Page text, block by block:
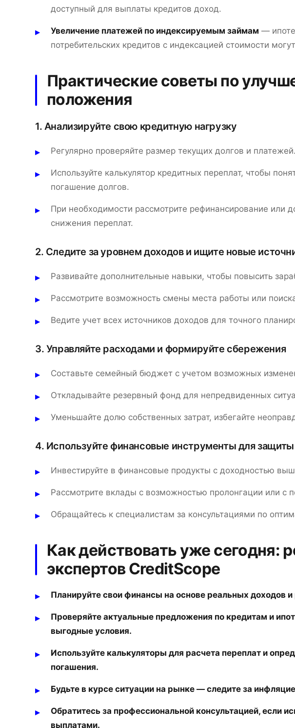
доступный для выплаты кредитов доход.
Увеличение платежей по индексируемым займам —
потребительских кредитов с индексацией стоимости
Практические советы по
положения
1. Анализируйте свою кредитную нагрузку
Регулярно проверяйте размер текущих долгов и платежей.
Используйте калькулятор кредитных переплат, чтобы
погашение долгов.
При необходимости рассмотрите рефинансирование или
снижения переплат.
2. Следите за уровнем доходов и ищите новые
Развивайте дополнительные навыки, чтобы повысить
Рассмотрите возможность смены места работы или
Ведите учет всех источников доходов для точного
3. Управляйте расходами и формируйте сбережения
Составьте семейный бюджет с учетом возможных
Откладывайте резервный фонд для непредвиденных
Уменьшайте долю собственных затрат, избегайте
4. Используйте финансовые инструменты для
Инвестируйте в финансовые продукты с доходностью
Рассмотрите вклады с возможностью пролонгации или с
Обращайтесь к специалистам за консультациями по
Как действовать уже сегодня:
экспертов CreditScope
Планируйте свои финансы на основе реальных доходов и
Проверяйте актуальные предложения по кредитам и
выгодные условия.
Используйте калькуляторы для расчета переплат и
погашения.
Будьте в курсе ситуации на рынке — следите за
Обратитесь за профессиональной консультацией, если
выплатами.